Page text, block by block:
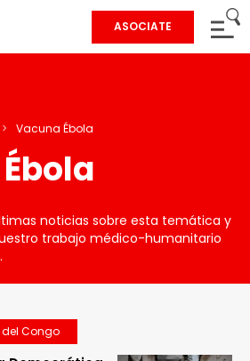
ASOCIATE
> Vacuna Ébola
noticias sobre esta temática y
trabajo médico-humanitario
Congo